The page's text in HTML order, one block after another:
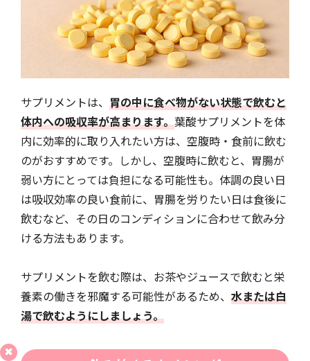
サプリメントは、 胃の中に食べ物がない状態で飲むと
体内への吸収率が高まります。葉酸サプリメントを体
内に効率的に取り入れたい方は、空腹時・食前に飲む
のがおすすめです。しかし、空腹時に飲むと、胃腸が
弱い方にとっては負担になる可能性も。体調の良い日
は吸収効率の良い食前に、胃腸を労りたい日は食後に
飲むなど、その日のコンディションに合わせて飲み分
ける方法もあります。
サプリメントを飲む際は、お茶やジュースで飲むと栄
養素の働きを邪魔する可能性があるため、 水または白
湯で飲むようにしましょう。